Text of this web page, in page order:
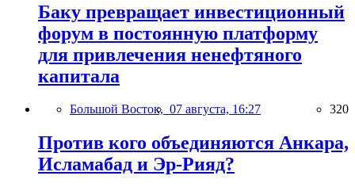
Баку превращает инвестиционный
форум в постоянную платформу
для привлечения ненефтяного
капитала
Большой Восток, 07 августа, 16:27 320
Против кого объединяются Анкара,
Исламабад и Эр-Рияд?